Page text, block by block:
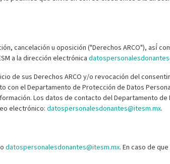
cancelación u oposición ("Derechos ARCO"), así́
a la dirección electrónica
de sus Derechos ARCO y/o revocación del
con el Departamento de Protección de Datos
Los datos de contacto del Departamento
electrónico: datospersonalesdonantes@itesm.mx.
datospersonalesdonantes@itesm.mx. En caso de